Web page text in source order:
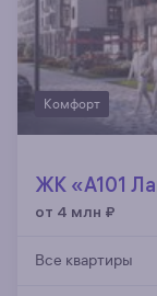
Комфорт
ЖК «А101
от 4 млн ₽
Все квартиры